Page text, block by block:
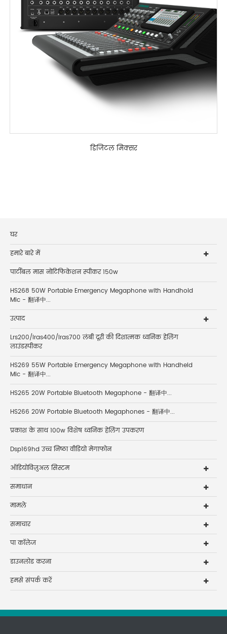
डिजिटल मिक्सर
घर
हमारे बारे में
पार्टीबल मास नोटिफिकेशन स्पीकर 150w
HS268 50W Portable Emergency Megaphone with Handhold
Mic - 翻译中...
उत्पाद
Lrs200/lras400/lras700 लंबी दूरी की दिशात्मक ध्वनिक हेलिंग
लाउंडस्पीकर
HS269 55W Portable Emergency Megaphone with Handheld
Mic - 翻译中...
HS265 20W Portable Bluetooth Megaphone - 翻译中...
HS266 20W Portable Bluetooth Megaphones - 翻译中...
प्रकाश के साथ 100w विशेष ध्वनिक हेलिंग उपकरण
Dsp169hd उच्च निष्ठा वीडियो मेगाफोन
ऑडियोविज़ुअल सिस्टम
समाधान
मामले
समाचार
पा कॉलेज
डाउनलोड करना
हमसे संपर्क करें